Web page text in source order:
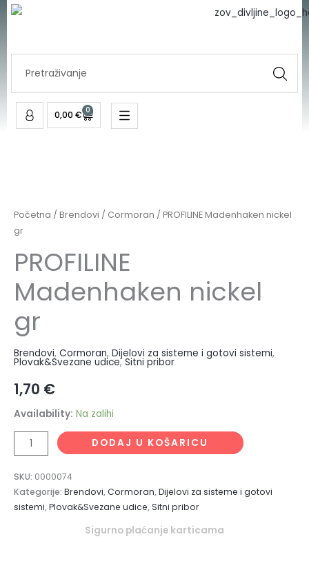
Skip
0,00 € 0
Cart
Početna / Brendovi / Cormoran / PROFILINE Madenhaken nickel
gr
PROFILINE
Madenhaken nickel
gr
Brendovi, Cormoran, Dijelovi za sisteme i gotovi sistemi,
Plovak&Svezane udice, Sitni pribor
1,70 €
Availability: Na zalihi
nickel
gr
DODAJ U KOŠARICU
SKU: 0000074
Kategorije: Brendovi,Cormoran,Dijelovi za sisteme i gotovi
sistemi,Plovak&Svezane udice,Sitni pribor
Sigurno plaćanje karticama
gr